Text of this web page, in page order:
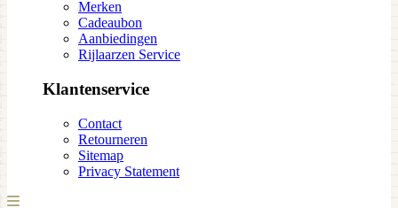
Merken
Cadeaubon
Aanbiedingen
Rijlaarzen Service
Klantenservice
Contact
Retourneren
Sitemap
Privacy Statement